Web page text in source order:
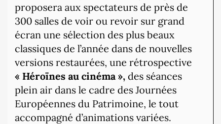
proposera aux spectateurs de près de
300 salles de voir ou revoir sur grand
écran une sélection des plus beaux
classiques de l’année dans de nouvelles
versions restaurées, une rétrospective
« Héroïnes au cinéma », des séances
plein air dans le cadre des Journées
Européennes du Patrimoine, le tout
accompagné d’animations variées.